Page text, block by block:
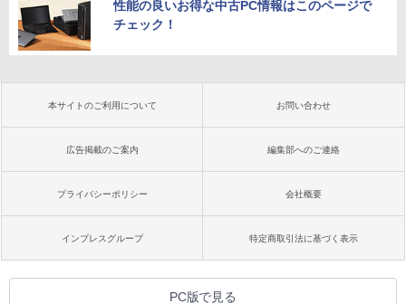
性能の良いお得な中古PC情報はこのページで
チェック！
本サイトのご利用について お問い合わせ
広告掲載のご案内 編集部へのご連絡
プライバシーポリシー 会社概要
インプレスグループ 特定商取引法に基づく表示
PC版で見る